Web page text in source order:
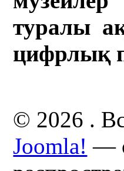
туралы
цифрлық
© 2026 .
Joomla! —